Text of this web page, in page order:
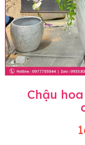
Chậu